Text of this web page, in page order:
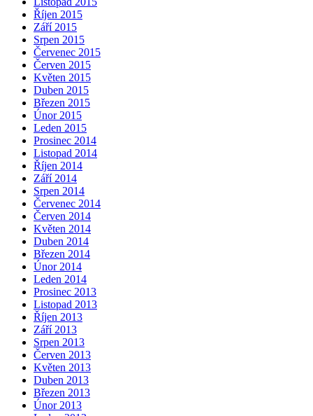
Říjen 2015
Září 2015
Srpen 2015
Červenec 2015
Červen 2015
Květen 2015
Duben 2015
Březen 2015
Únor 2015
Leden 2015
Prosinec 2014
Listopad 2014
Říjen 2014
Září 2014
Srpen 2014
Červenec 2014
Červen 2014
Květen 2014
Duben 2014
Březen 2014
Únor 2014
Leden 2014
Prosinec 2013
Listopad 2013
Říjen 2013
Září 2013
Srpen 2013
Červen 2013
Květen 2013
Duben 2013
Březen 2013
Únor 2013